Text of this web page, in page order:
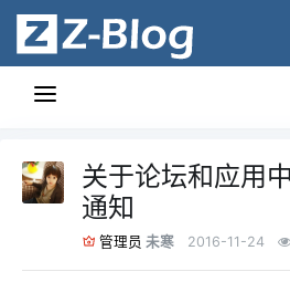
关于论坛和应用
通知
管理员 未寒 2016-11-24